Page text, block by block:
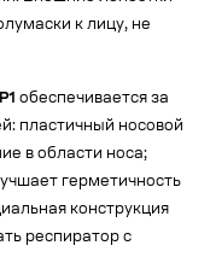
к лицу, не
обеспечивается за
пластичный носовой
в области носа;
герметичность
конструкция
респиратор с